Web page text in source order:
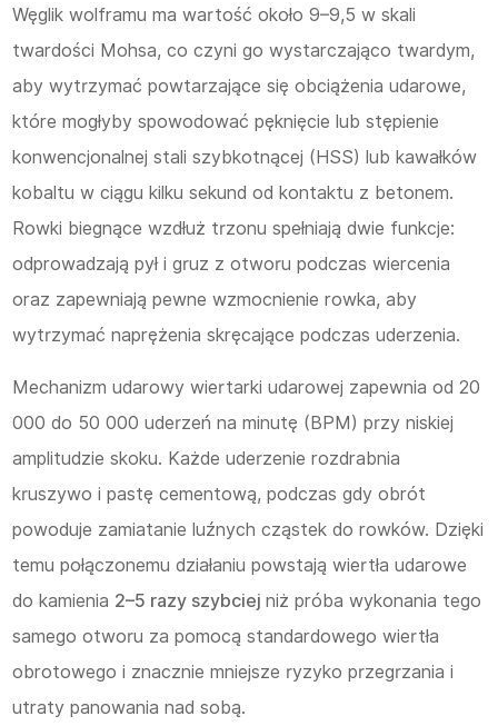
Węglik wolframu ma wartość około 9–9,5 w skali
twardości Mohsa, co czyni go wystarczająco twardym,
aby wytrzymać powtarzające się obciążenia udarowe,
które mogłyby spowodować pęknięcie lub stępienie
konwencjonalnej stali szybkotnącej (HSS) lub kawałków
kobaltu w ciągu kilku sekund od kontaktu z betonem.
Rowki biegnące wzdłuż trzonu spełniają dwie funkcje:
odprowadzają pył i gruz z otworu podczas wiercenia
oraz zapewniają pewne wzmocnienie rowka, aby
wytrzymać naprężenia skręcające podczas uderzenia.
Mechanizm udarowy wiertarki udarowej zapewnia od 20
000 do 50 000 uderzeń na minutę (BPM) przy niskiej
amplitudzie skoku. Każde uderzenie rozdrabnia
kruszywo i pastę cementową, podczas gdy obrót
powoduje zamiatanie luźnych cząstek do rowków. Dzięki
temu połączonemu działaniu powstają wiertła udarowe
do kamienia 2–5 razy szybciejniż próba wykonania tego
samego otworu za pomocą standardowego wiertła
obrotowego i znacznie mniejsze ryzyko przegrzania i
utraty panowania nad sobą.